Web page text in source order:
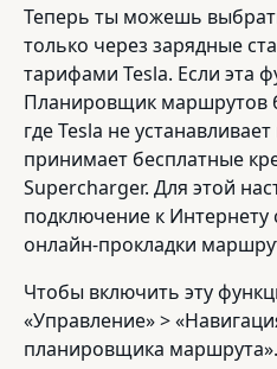
Теперь ты можешь
только через зарядные
тарифами Tesla. Если эта
Планировщик маршрутов
где Tesla не
принимает бесплатные
Supercharger. Для этой
подключение к
онлайн-прокладки
Чтобы включить эту
«Управление» >
планировщика маршрута».